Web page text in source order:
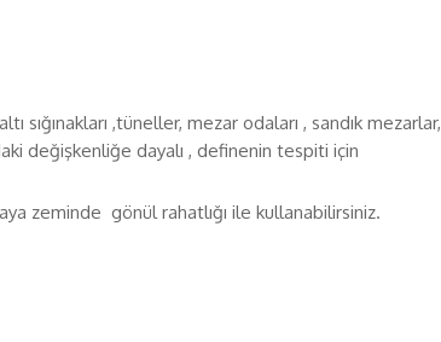
sığınakları ,tüneller, mezar odaları , sandık mezarlar,
değişkenliğe dayalı , definenin tespiti için
zeminde gönül rahatlığı ile kullanabilirsiniz.